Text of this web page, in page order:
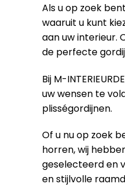
Als u op zoek
waaruit u kunt
aan uw interieur.
de perfecte
Bij M-
uw wensen te
plisségordijnen.
Of u nu op zoek
horren, wij
geselecteerd en
en stijlvolle